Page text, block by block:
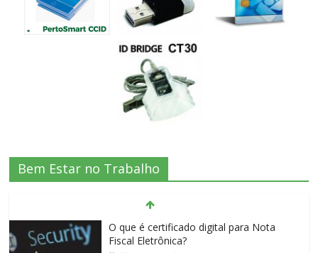
Bem Estar no TrabalhoO que é certificado digital para Nota
Fiscal Eletrônica?
Comprar um token